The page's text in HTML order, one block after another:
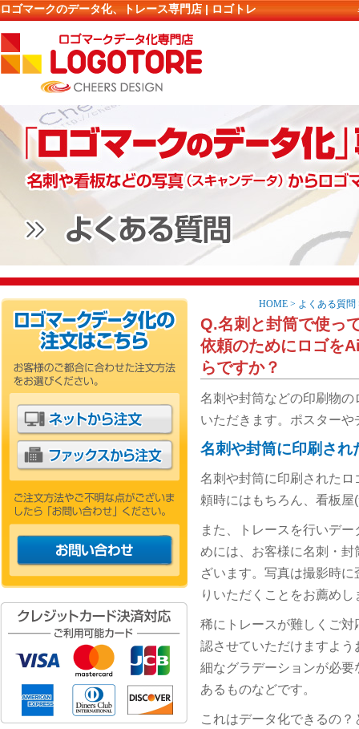
ロゴマークのデータ化、トレース専門店 | ロゴトレ
HOME > よくある質問
Q.名刺と封筒で使っ
依頼のためにロゴを
らですか？
名刺や封筒などの印刷物
いただきます。ポスター
名刺や封筒に印刷さ
名刺や封筒に印刷された
頼時にはもちろん、看板
また、トレースを行いデ
めには、お客様に名刺・
ざいます。写真は撮影時
りいただくことをお薦めし
稀にトレースが難しくご
認させていただけますよ
細なグラデーションが必
あるものなどです。
これはデータ化できるの